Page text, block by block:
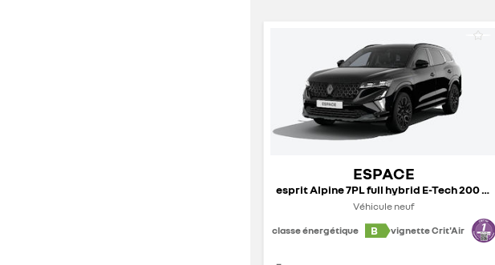
ESPACE
esprit Alpine 7PL full hybrid E-Tech 200 ch - 26
Véhicule neuf
classe énergétique
B vignette Crit'Air